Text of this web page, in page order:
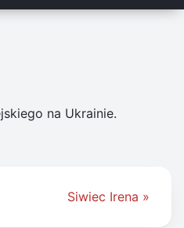
na Ukrainie.
Siwiec Irena »